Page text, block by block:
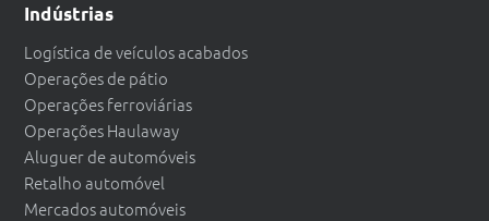
Indústrias
Logística de veículos acabados
Operações de pátio
Operações ferroviárias
Operações Haulaway
Aluguer de automóveis
Retalho automóvel
Mercados automóveis